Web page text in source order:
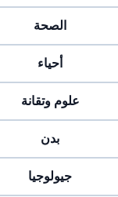
الصحة
أحياء
علوم وتقانة
بدن
جيولوجيا